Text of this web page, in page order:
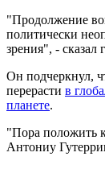
"Продолжение
политически
зрения", -
Он подчеркнул,
перерасти в
планете.
"Пора положить
Антониу